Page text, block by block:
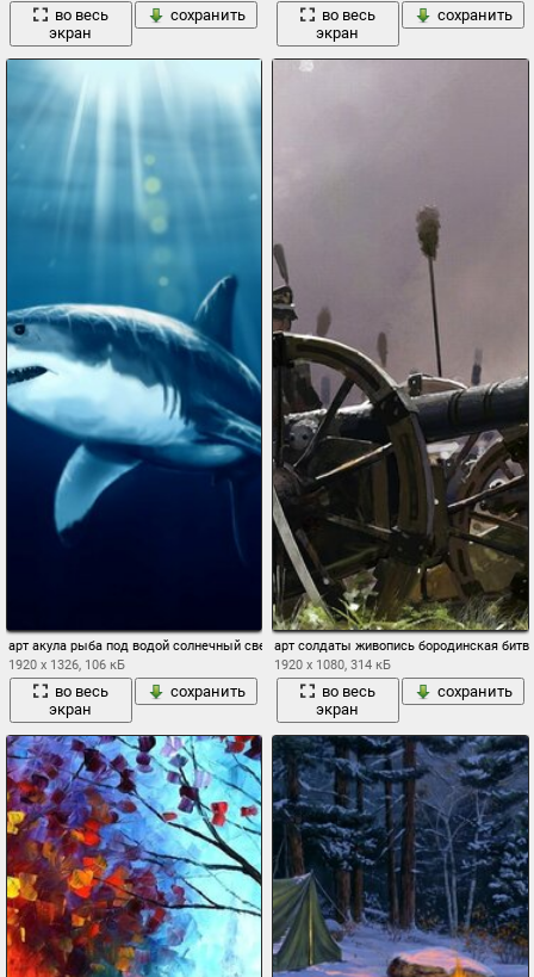
во весь
экран
сохранить
во весь
экран
сохранить
арт акула рыба под водой солнечный свет море
1920 x 1326, 106 кБ
во весь
экран
сохранить
арт солдаты живопись бородинская
1920 x 1080, 314 кБ
во весь
экран
сохранить